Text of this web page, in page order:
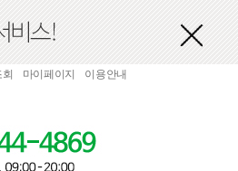
마이페이지 이용안내